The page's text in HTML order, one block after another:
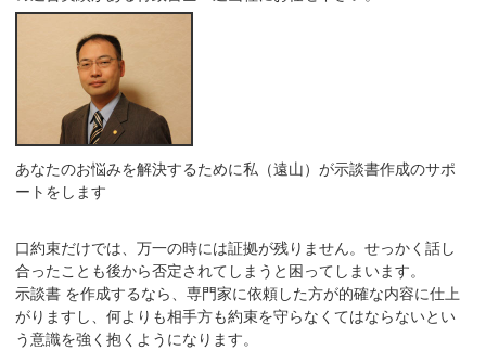
あなたのお悩みを解決するために私（遠山）が示談書作成のサポ
ートをします
口約束だけでは、万一の時には証拠が残りません。せっかく話し
合ったことも後から否定されてしまうと困ってしまいます。
示談書 を作成するなら、専門家に依頼した方が的確な内容に仕上
がり ますし、何よりも相手方も約束を守らなくてはならないとい
う意識を強く抱くようになります。